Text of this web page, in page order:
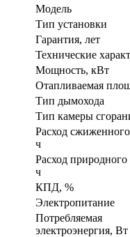
Модель
Тип установки
Гарантия, лет
Технические
Мощность, кВт
Отапливаемая
Тип дымохода
Тип камеры
Расход сжиженного
ч
Расход природного
ч
КПД, %
Электропитание
Потребляемая
электроэнергия, Вт